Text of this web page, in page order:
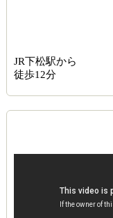
JR下松駅から
徒歩12分